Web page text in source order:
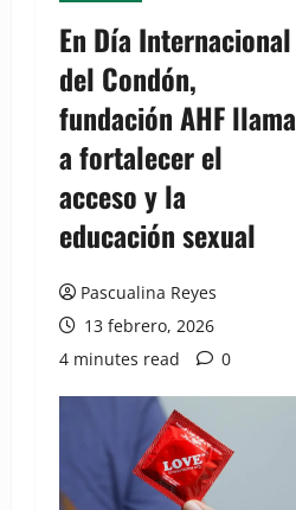
En Día Internacional
del Condón,
fundación AHF llama
a fortalecer el
acceso y la
educación sexual
Pascualina Reyes
13 febrero, 2026
4 minutes read
0